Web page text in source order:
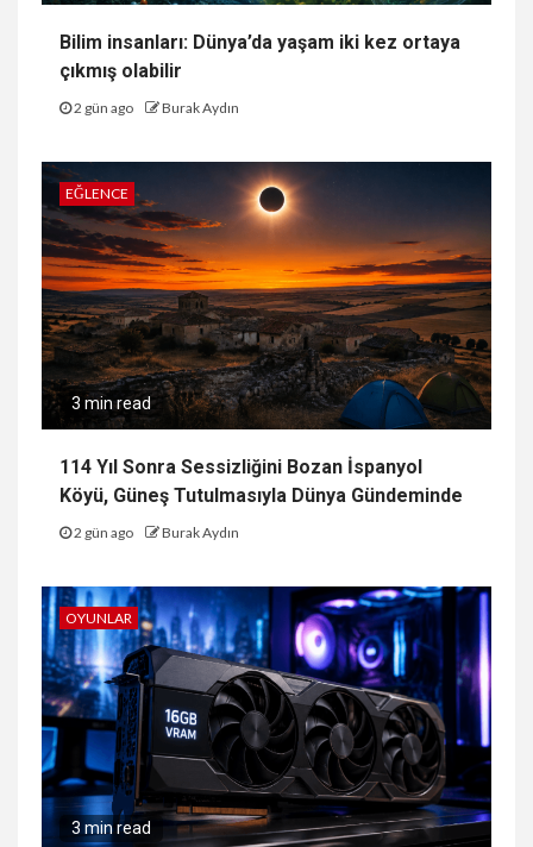
Bilim insanları: Dünya’da yaşam iki kez ortaya
çıkmış olabilir
2 gün ago Burak Aydın
EĞLENCE
3 min read
114 Yıl Sonra Sessizliğini Bozan İspanyol
Köyü, Güneş Tutulmasıyla Dünya Gündeminde
2 gün ago Burak Aydın
OYUNLAR
3 min read